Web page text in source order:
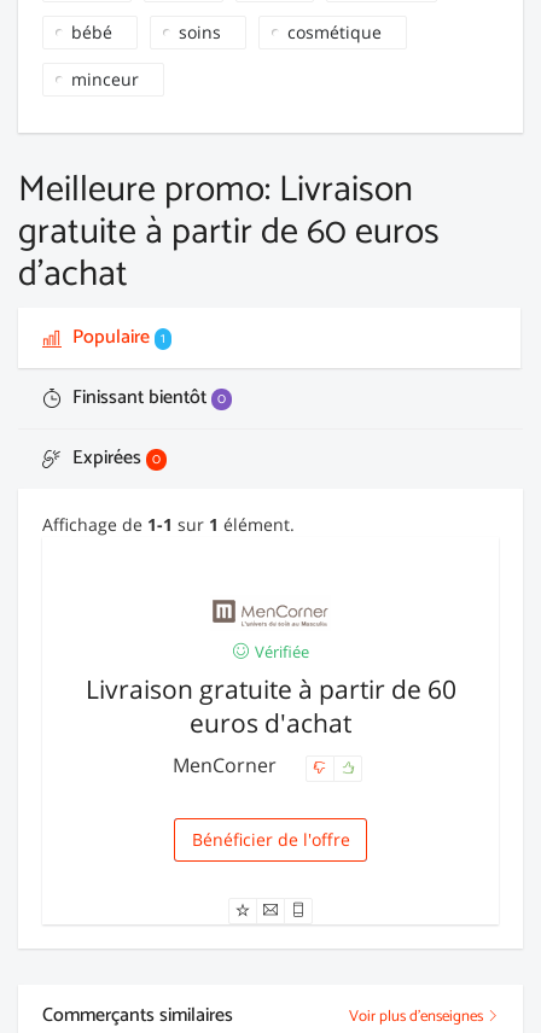
bébé soins cosmétique
minceur
Meilleure promo: Livraison
gratuite à partir de 60 euros
d'achat
Populaire 1
Finissant bientôt 0
Expirées 0
Affichage de 1-1 sur 1 élément.
Vérifiée
Livraison gratuite à partir de 60
euros d'achat
MenCorner
Livraison
Bénéficier de l'offre
Commerçants similaires Voir plus d'enseignes